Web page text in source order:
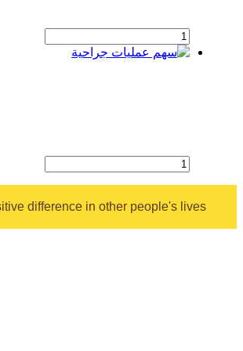
difference in other people's lives